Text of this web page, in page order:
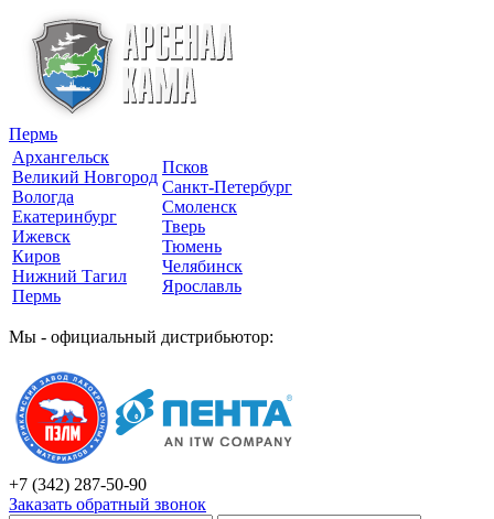
Пермь
Архангельск
Великий Новгород
Вологда
Екатеринбург
Ижевск
Киров
Нижний Тагил
Пермь
Псков
Санкт-Петербург
Смоленск
Тверь
Тюмень
Челябинск
Ярославль
Мы - официальный дистрибьютор:
+7 (342) 287-50-90
Заказать обратный звонок